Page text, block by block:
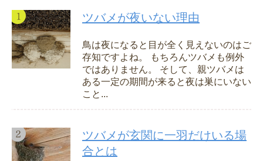
ツバメが夜いない理由
鳥は夜になると目が全く見えないのはご
存知ですよね。 もちろんツバメも例外
ではありません。 そして、親ツバメは
ある一定の期間が来ると夜は巣にいない
こと...
ツバメが玄関に一羽だけいる場
合とは